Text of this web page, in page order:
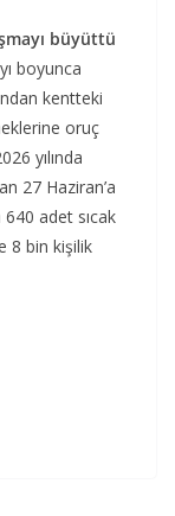
büyüttü
boyunca
kentteki
oruç
yılında
27 Haziran’a
adet sıcak
8 bin kişilik